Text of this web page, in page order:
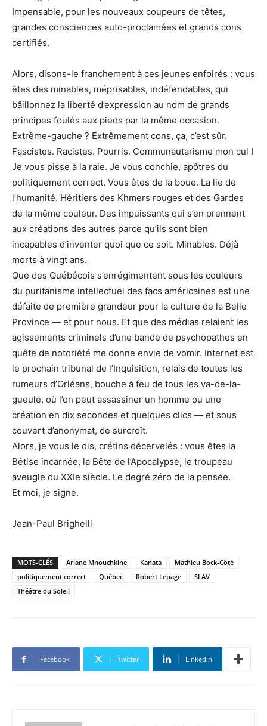
Impensable, pour les nouveaux coupeurs de têtes,
grandes consciences auto-proclamées et grands cons
certifiés.
Alors, disons-le franchement à ces jeunes enfoirés : vous
êtes des minables, méprisables, indéfendables, qui
bâillonnez la liberté d’expression au nom de grands
principes foulés aux pieds par la même occasion.
Extrême-gauche ? Extrêmement cons, ça, c’est sûr.
Fascistes. Racistes. Pourris. Communautarisme mon cul !
Je vous pisse à la raie. Je vous conchie, apôtres du
politiquement correct. Vous êtes de la boue. La lie de
l’humanité. Héritiers des Khmers rouges et des Gardes
de la même couleur. Des impuissants qui s’en prennent
aux créations des autres parce qu’ils sont bien
incapables d’inventer quoi que ce soit. Minables. Déjà
morts à vingt ans.
Que des Québécois s’enrégimentent sous les couleurs
du puritanisme intellectuel des facs américaines est une
défaite de première grandeur pour la culture de la Belle
Province — et pour nous. Et que des médias relaient les
agissements criminels d’une bande de psychopathes en
quête de notoriété me donne envie de vomir. Internet est
le prochain tribunal de l’Inquisition, relais de toutes les
rumeurs d’Orléans, bouche à feu de tous les va-de-la-
gueule, où l’on peut assassiner un homme ou une
création en dix secondes et quelques clics — et sous
couvert d’anonymat, de surcroît.
Alors, je vous le dis, crétins décervelés : vous êtes la
Bêtise incarnée, la Bête de l’Apocalypse, le troupeau
aveugle du XXIe siècle. Le degré zéro de la pensée.
Et moi, je signe.
Jean-Paul Brighelli
MOTS-CLÉS Ariane Mnouchkine Kanata
Mathieu Bock-Côté
politiquement correct
Québec Robert Lepage
SLAV
Théâtre du Soleil
Facebook Twitter Linkedin